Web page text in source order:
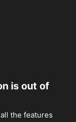
is out of
the features